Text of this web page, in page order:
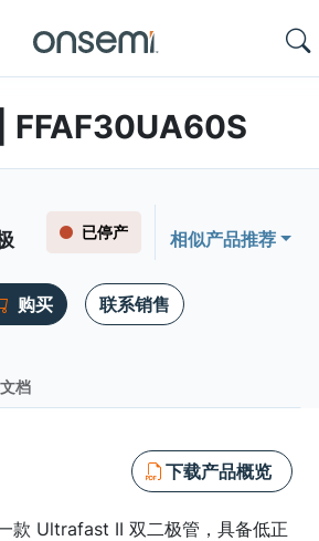
FFAF30UA60S
已停产 相似产品推荐
购买 联系销售
档
下载产品概览
款 Ultrafast II 双二极管，具备低正